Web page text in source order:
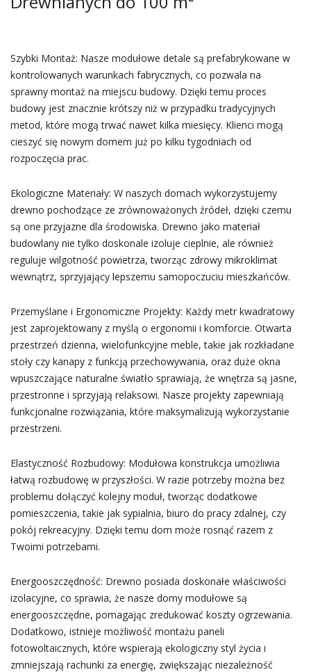
Szybki Montaż: Nasze modułowe detale są prefabrykowane w
kontrolowanych warunkach fabrycznych, co pozwala na
sprawny montaż na miejscu budowy. Dzięki temu proces
budowy jest znacznie krótszy niż w przypadku tradycyjnych
metod, które mogą trwać nawet kilka miesięcy. Klienci mogą
cieszyć się nowym domem już po kilku tygodniach od
rozpoczęcia prac.
Ekologiczne Materiały: W naszych domach wykorzystujemy
drewno pochodzące ze zrównoważonych źródeł, dzięki czemu
są one przyjazne dla środowiska. Drewno jako materiał
budowlany nie tylko doskonale izoluje cieplnie, ale również
reguluje wilgotność powietrza, tworząc zdrowy mikroklimat
wewnątrz, sprzyjający lepszemu samopoczuciu mieszkańców.
Przemyślane i Ergonomiczne Projekty: Każdy metr kwadratowy
jest zaprojektowany z myślą o ergonomii i komforcie. Otwarta
przestrzeń dzienna, wielofunkcyjne meble, takie jak rozkładane
stoły czy kanapy z funkcją przechowywania, oraz duże okna
wpuszczające naturalne światło sprawiają, że wnętrza są jasne,
przestronne i sprzyjają relaksowi. Nasze projekty zapewniają
funkcjonalne rozwiązania, które maksymalizują wykorzystanie
przestrzeni.
Elastyczność Rozbudowy: Modułowa konstrukcja umożliwia
łatwą rozbudowę w przyszłości. W razie potrzeby można bez
problemu dołączyć kolejny moduł, tworząc dodatkowe
pomieszczenia, takie jak sypialnia, biuro do pracy zdalnej, czy
pokój rekreacyjny. Dzięki temu dom może rosnąć razem z
Twoimi potrzebami.
Energooszczędność: Drewno posiada doskonałe właściwości
izolacyjne, co sprawia, że nasze domy modułowe są
energooszczędne, pomagając zredukować koszty ogrzewania.
Dodatkowo, istnieje możliwość montażu paneli
fotowoltaicznych, które wspierają ekologiczny styl życia i
zmniejszają rachunki za energię, zwiększając niezależność